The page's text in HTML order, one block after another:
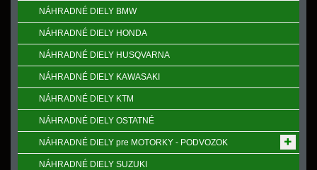
NÁHRADNÉ DIELY BMW
NÁHRADNÉ DIELY HONDA
NÁHRADNÉ DIELY HUSQVARNA
NÁHRADNÉ DIELY KAWASAKI
NÁHRADNÉ DIELY KTM
NÁHRADNÉ DIELY OSTATNÉ
NÁHRADNÉ DIELY pre MOTORKY - PODVOZOK
NÁHRADNÉ DIELY SUZUKI